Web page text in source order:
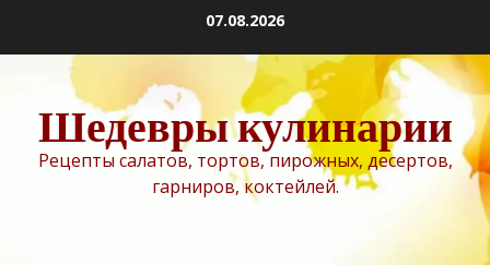
содержимому
07.08.2026
Шедевры кулинарии
Рецепты салатов, тортов, пирожных, десертов,
гарниров, коктейлей.